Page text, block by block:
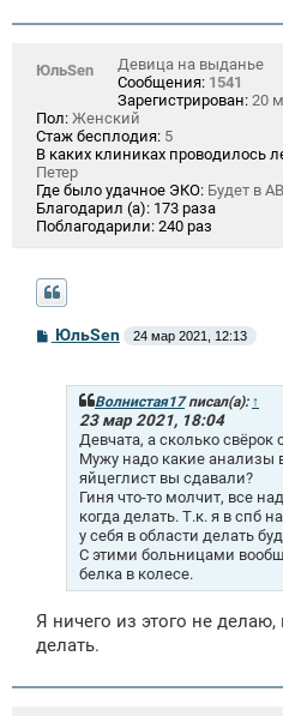
ЮльSen
Девица на выданье
Сообщения: 1541
Зарегистрирован: 20
Пол: Женский
Стаж бесплодия: 5
В каких клиниках проводилось
Петер
Где было удачное ЭКО: Будет в
Благодарил (а): 173 раза
Поблагодарили: 240 раз
СЮльSen 24 мар 2021, 12:13
Волнистая17писал(а): ↑
23 мар 2021, 18:04
Девчата, а сколько
Мужу надо какие анализы
яйцеглист вы сдавали?
Гиня что-то молчит, все
когда делать. Т.к. я в спб
у себя в области делать
С этими больницами
белка в колесе.
Я ничего из этого не
делать.